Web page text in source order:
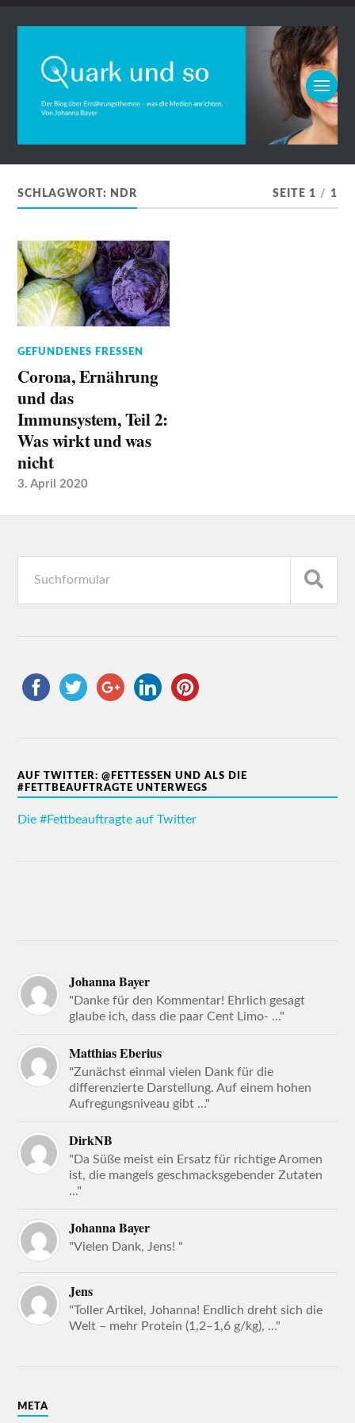
SCHLAGWORT: NDR SEITE 1 / 1
GEFUNDENES FRESSEN
Corona, Ernährung
und das
Immunsystem, Teil 2:
Was wirkt und was
nicht
3. April 2020
AUF TWITTER: @FETTESSEN UND ALS DIE
#FETTBEAUFTRAGTE UNTERWEGS
Die #Fettbeauftragte auf Twitter
Johanna Bayer
"Danke für den Kommentar! Ehrlich gesagt
glaube ich, dass die paar Cent Limo- ..."
Matthias Eberius
"Zunächst einmal vielen Dank für die
differenzierte Darstellung. Auf einem hohen
Aufregungsniveau gibt ..."
DirkNB
"Da Süße meist ein Ersatz für richtige Aromen
ist, die mangels geschmacksgebender Zutaten
..."
Johanna Bayer
"Vielen Dank, Jens! "
Jens
"Toller Artikel, Johanna! Endlich dreht sich die
Welt – mehr Protein (1,2–1,6 g/kg), ..."
META